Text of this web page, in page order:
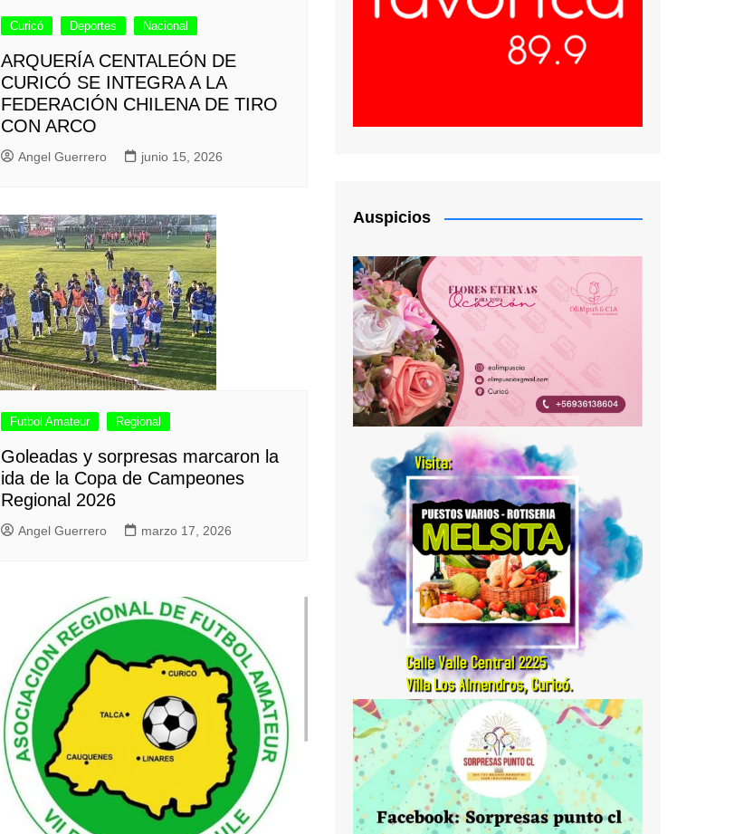
Curicó Deportes Nacional
ARQUERÍA CENTALEÓN DE
CURICÓ SE INTEGRA A LA
FEDERACIÓN CHILENA DE TIRO
CON ARCO
Angel Guerrero junio 15, 2026
Futbol Amateur Regional
Goleadas y sorpresas marcaron la
ida de la Copa de Campeones
Regional 2026
Angel Guerrero marzo 17, 2026
Auspicios